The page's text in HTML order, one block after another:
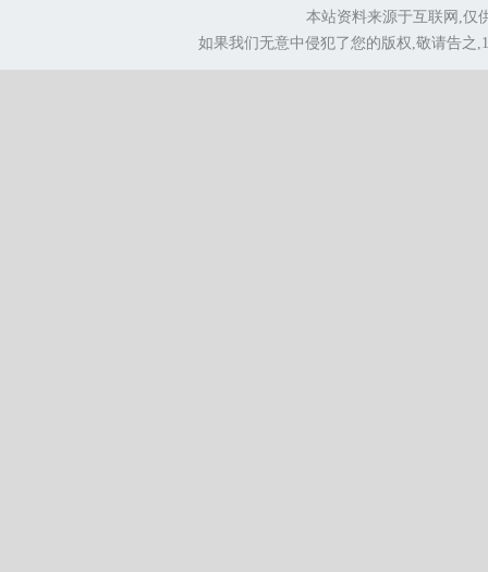
本站资料来源于互联网,仅
如果我们无意中侵犯了您的版权,敬请告之